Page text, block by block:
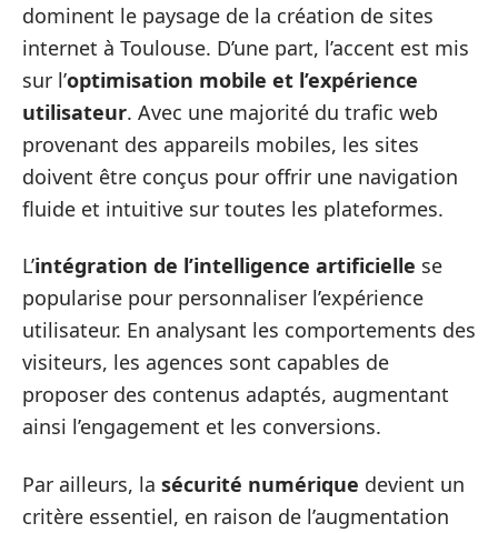
dominent le paysage de la création de sites
internet à Toulouse. D’une part, l’accent est mis
sur l’optimisation mobile et l’expérience
utilisateur. Avec une majorité du trafic web
provenant des appareils mobiles, les sites
doivent être conçus pour offrir une navigation
fluide et intuitive sur toutes les plateformes.
L’intégration de l’intelligence artificielle se
popularise pour personnaliser l’expérience
utilisateur. En analysant les comportements des
visiteurs, les agences sont capables de
proposer des contenus adaptés, augmentant
ainsi l’engagement et les conversions.
Par ailleurs, la sécurité numérique devient un
critère essentiel, en raison de l’augmentation